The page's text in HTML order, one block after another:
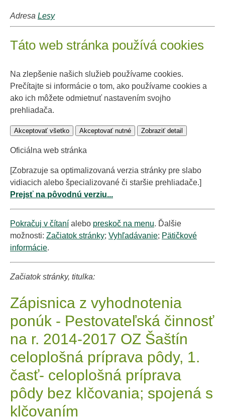
Adresa Lesy
Táto web stránka používá cookies
Na zlepšenie našich služieb používame cookies.
Prečítajte si informácie o tom, ako používame cookies a
ako ich môžete odmietnuť nastavením svojho
prehliadača.
Akceptovať všetko Akceptovať nutné Zobraziť detail
Oficiálna web stránka
[Zobrazuje sa optimalizovaná verzia stránky pre slabo
vidiacich alebo špecializované či staršie prehliadače.]
Prejsť na pôvodnú verziu...
Pokračuj v čítaní alebo preskoč na menu. Ďalšie
možnosti: Začiatok stránky; Vyhľadávanie; Pätičkové
informácie.
Začiatok stránky, titulka:
Zápisnica z vyhodnotenia
ponúk - Pestovateľská činnosť
na r. 2014-2017 OZ Šaštín
celoplošná príprava pôdy, 1.
časť- celoplošná príprava
pôdy bez klčovania; spojená s
klčovaním